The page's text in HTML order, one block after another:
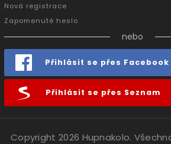
Nová registrace
Zapomenuté heslo
nebo
Přihlásit se přes Facebook
Přihlásit se přes Seznam
Copyright 2026 Hupnakolo.